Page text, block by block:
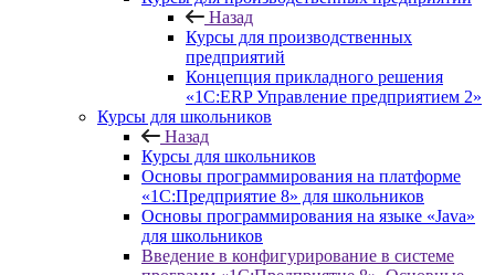
Назад
Курсы для производственных
предприятий
Концепция прикладного решения
«1C:ERP Управление предприятием 2»
Курсы для школьников
Назад
Курсы для школьников
Основы программирования на платформе
«1С:Предприятие 8» для школьников
Основы программирования на языке «Java»
для школьников
Введение в конфигурирование в системе